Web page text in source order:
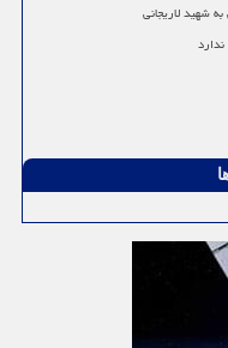
شهید لاریجانی